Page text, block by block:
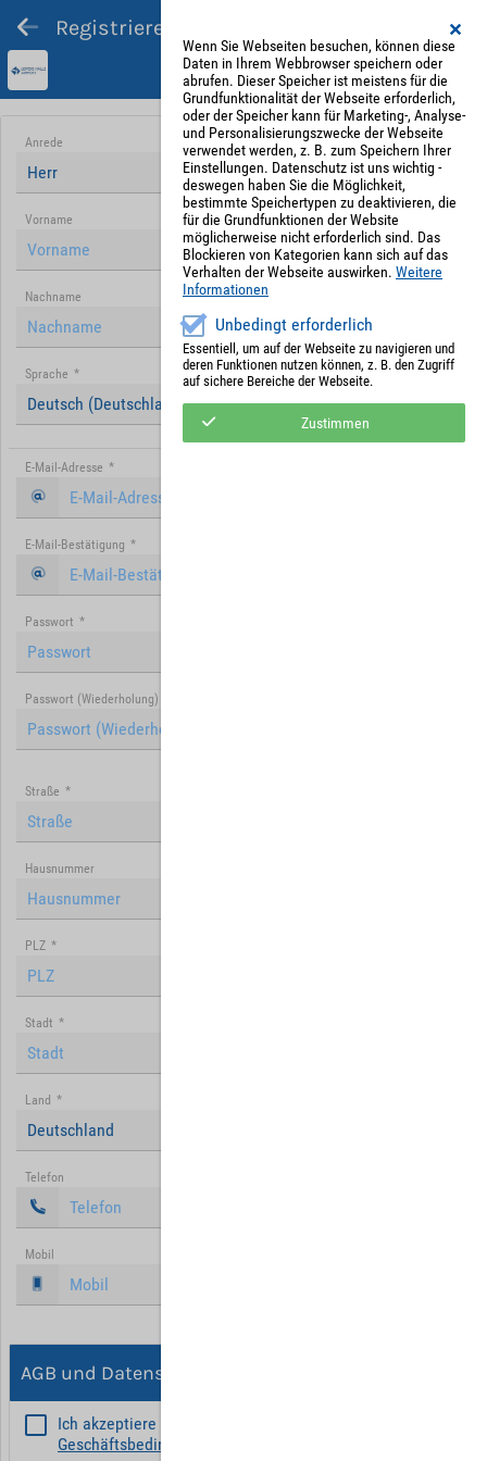
Registrieren und Angebot abgeben
Anrede
Herr
Vorname
Nachname
Sprache *
Deutsch (Deutschland)
E-Mail-Adresse *
E-Mail-Bestätigung *
Passwort *
Passwort (Wiederholung)
Straße *
Hausnummer
PLZ *
Stadt *
Land *
Deutschland
Telefon
Mobil
AGB und Datenschutz
Ich akzeptiere die
Geschäftsbedingungen
Wenn Sie Webseiten besuchen, können diese
Daten in Ihrem Webbrowser speichern oder
abrufen. Dieser Speicher ist meistens für die
Grundfunktionalität der Webseite erforderlich,
oder der Speicher kann für Marketing-, Analyse-
und Personalisierungszwecke der Webseite
verwendet werden, z. B. zum Speichern Ihrer
Einstellungen. Datenschutz ist uns wichtig -
deswegen haben Sie die Möglichkeit,
bestimmte Speichertypen zu deaktivieren, die
für die Grundfunktionen der Website
möglicherweise nicht erforderlich sind. Das
Blockieren von Kategorien kann sich auf das
Verhalten der Webseite auswirken. Weitere
Informationen
Unbedingt erforderlich
Essentiell, um auf der Webseite zu navigieren und
deren Funktionen nutzen können, z. B. den Zugriff
auf sichere Bereiche der Webseite.
Zustimmen